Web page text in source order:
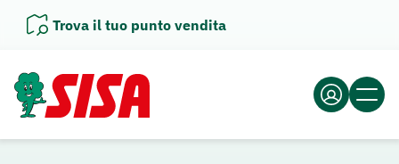
Trova il tuo punto vendita